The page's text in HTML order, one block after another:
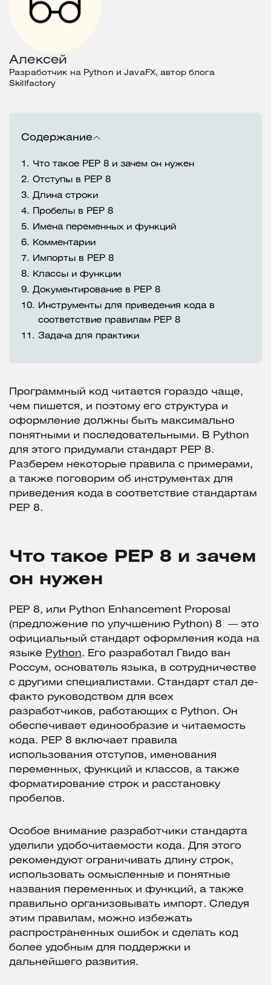
Содержание
1. Что такое PEP 8 и зачем он нужен
2. Отступы в PEP 8
3. Длина строки
4.
Пробелы в PEP 8
5.
Имена переменных и функций
6.
Комментарии
7.
Импорты в PEP 8
8.
Классы и функции
9. Документирование в PEP 8
10.
Инструменты для приведения кода в
соответствие правилам PEP 8
11. Задача для практики
Алексей
Разработчик на Python и JavaFX, автор блога
Skillfactory
Программный код читается гораздо чаще,
чем пишется, и поэтому его структура и
оформление должны быть максимально
понятными и последовательными. В Python
для этого придумали стандарт PEP 8.
Разберем некоторые правила с примерами,
а также поговорим об инструментах для
приведения кода в соответствие стандартам
PEP 8.
Что такое PEP 8 и зачем
он нужен
PEP 8, или Python Enhancement Proposal
(предложение по улучшению Python) 8 — это
официальный стандарт оформления кода на
языке Python. Его разработал Гвидо ван
Россум, основатель языка, в сотрудничестве
с другими специалистами. Стандарт стал де-
факто руководством для всех
разработчиков, работающих с Python. Он
обеспечивает единообразие и читаемость
кода. PEP 8 включает правила
использования отступов, именования
переменных, функций и классов, а также
форматирование строк и расстановку
пробелов.
Особое внимание разработчики стандарта
уделили удобочитаемости кода. Для этого
рекомендуют ограничивать длину строк,
использовать осмысленные и понятные
названия переменных и функций, а также
правильно организовывать импорт. Следуя
этим правилам, можно избежать
распространенных ошибок и сделать код
более удобным для поддержки и
дальнейшего развития.